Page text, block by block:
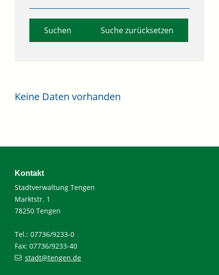
Suche zurücksetzen
Keine Daten vorhanden
Kontakt
Stadtverwaltung Tengen
Marktstr. 1
78250 Tengen
Tel.: 07736/9233-0
Fax: 07736/9233-40
stadt@tengen.de